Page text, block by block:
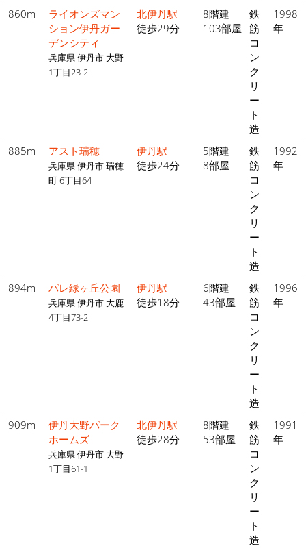
860m
ライオンズマン
ション伊丹ガー
デンシティ
兵庫県 伊丹市 大野
1丁目23-2
北伊丹駅
徒歩29分
8階建
103部屋
鉄
筋
コ
ン
ク
リ
ー
ト
造
1998
年
885m アスト瑞穂
兵庫県 伊丹市 瑞穂
町 6丁目64
伊丹駅
徒歩24分
5階建
8部屋
鉄
筋
コ
ン
ク
リ
ー
ト
造
1992
年
894m パレ緑ヶ丘公園
兵庫県 伊丹市 大鹿
4丁目73-2
伊丹駅
徒歩18分
6階建
43部屋
鉄
筋
コ
ン
ク
リ
ー
ト
造
1996
年
909m
伊丹大野パーク
ホームズ
兵庫県 伊丹市 大野
1丁目61-1
北伊丹駅
徒歩28分
8階建
53部屋
鉄
筋
コ
ン
ク
リ
ー
ト
造
1991
年